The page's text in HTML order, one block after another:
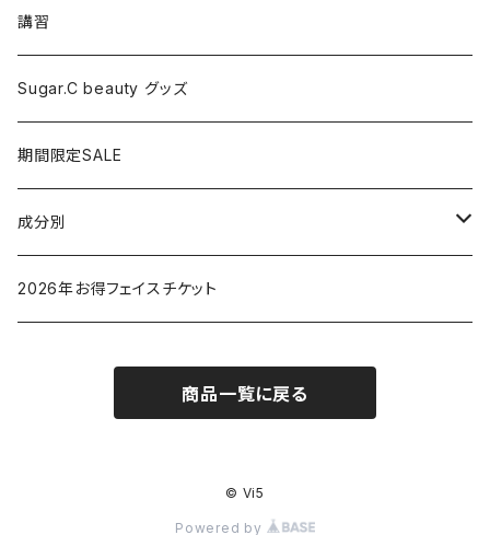
マッサージ
ドライヤー
脱毛器
クレイツ
講習
Sugar.C beauty グッズ
期間限定SALE
成分別
ヒアルロン酸
バクチオイル（レチノール）
2026年お得フェイスチケット
商品一覧に戻る
© Vi5
Powered by